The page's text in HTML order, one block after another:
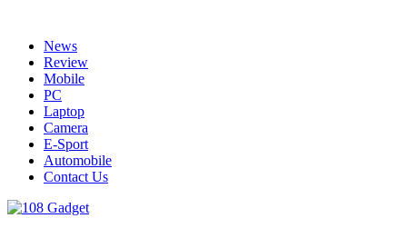
contentNews
Review
Mobile
PC
Laptop
Camera
E-Sport
Automobile
Contact Us